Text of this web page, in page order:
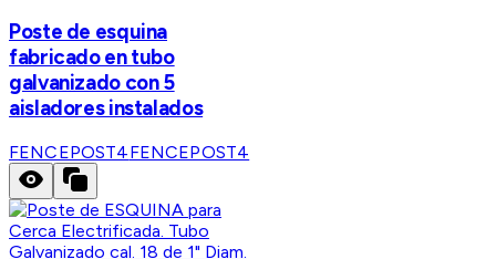
Poste de esquina
fabricado en tubo
galvanizado con 5
aisladores instalados
FENCEPOST4FENCEPOST4